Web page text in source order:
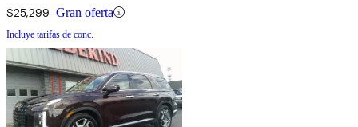
$25,299 Gran oferta
Incluye tarifas de conc.